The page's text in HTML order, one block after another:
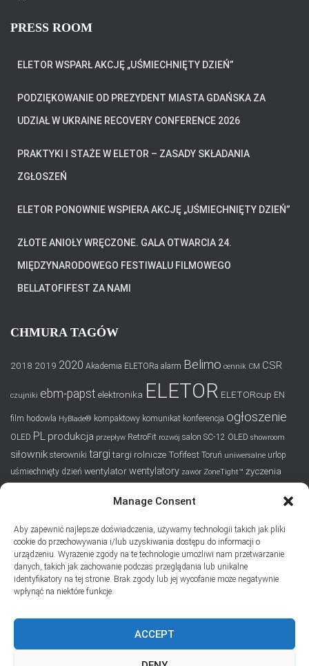
Manage Consent
Aby zapewnić najlepsze doświadczenia, używamy technologii takich jak pliki
cookie do przechowywania i/lub uzyskiwania dostępu do informacji o
urządzeniu. Wyrażenie zgody na te technologie umożliwi nam przetwarzanie
danych, takich jak zachowanie podczas przeglądania lub unikalne
identyfikatory na tej stronie. Brak zgody lub jej wycofanie może negatywnie
wpłynąć na niektóre funkcje.
ACCEPT
B
O
PRESS ROOM
ELETOR WSPARŁ AKCJĘ „UŚMIECHNIĘTY DZIEŃ”
PODZIĘKOWANIE OD PREZYDENT MIASTA GDAŃSKA ZA
UDZIAŁ W UKRAINE RECOVERY CONFERENCE 2026
PRAKTYKI I STAŻE W ELETOR – ZASADY SKŁADANIA
ZGŁOSZEŃ
ELETOR PONOWNIE WSPIERA AKCJĘ „UŚMIECHNIĘTY DZIEŃ”
ZŁOTE ANIOŁY WRĘCZONE. GALA OTWARCIA 24.
MIĘDZYNARODOWEGO FESTIWALU FILMOWEGO
BELLATOFIFEST ZA NAMI
CHMURA TAGÓW
2018 2019 2020 Akademia ELETORa alarm Belimo cennik CM CSR
czujniki ebm-papst elektronika ELETOR ELETORcup EN
film hodowla HyBlade® kompaktowy komunikat konferencja ogłoszenie
OLED PL produkcja przepływ RetroFit rozwój salon SC-12 OLED showroom
siłownik sterowniki targi targi rolniczeTofifest Toruń uniwersalne urlop
uśmiechnięty dzień wentylatorwentylatory zawór ZoneTight™ życzenia
Dodaj swój adres e-mail, jeśli chciał(a)byś otrzymywać informacje
o nowych wpisach na blogu
Email
Prywatność i pliki ciasteczka: Ta witryna używa plików ciasteczek.
Kontynuując korzystanie z tej witryny, wyrażasz zgodę na ich używanie.